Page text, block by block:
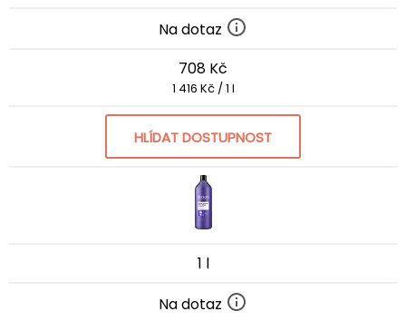
Na dotaz
708 Kč
1 416 Kč / 1 l
HLÍDAT DOSTUPNOST
1 l
Na dotaz